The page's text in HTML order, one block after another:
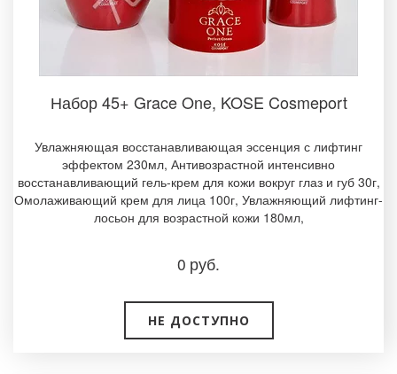
Набор 45+ Grace One, KOSE Cosmeport­
Увлажняющая восстанавливающая эссенция с лифтинг
эффектом 230мл, ­Антивозрастной интенсивно
восстанавливающий гель-крем для кожи вокруг глаз и губ 30г,
Омолаживающий крем для лица 100г, Увлажняющий лифтинг-
лосьон для возрастной кожи 180мл,
0 руб.
НЕ ДОСТУПНО